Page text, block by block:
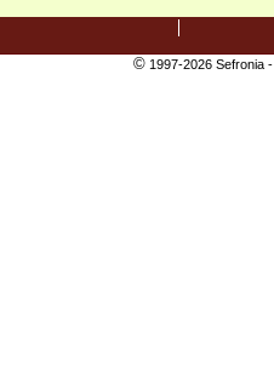
©1997-2026 Sefronia -